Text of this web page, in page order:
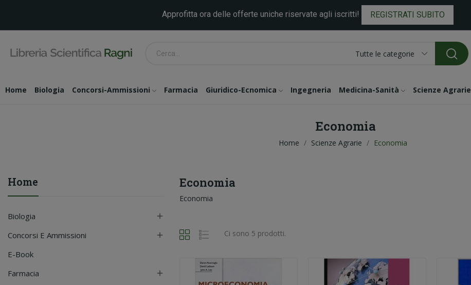
Approfitta ora delle offerte uniche riservate agli iscritti! REGISTRATI SUBITO
Tutte le categorie
Home Biologia Concorsi-Ammissioni Farmacia Giuridico-Ecnomica Ingegneria Medicina-Sanità Scienze Agrarie
Economia
Home Scienze Agrarie Economia
Home
Biologia 
Concorsi E Ammissioni 
E-Book
Farmacia

Economia
Economia
Ci sono 5 prodotti.